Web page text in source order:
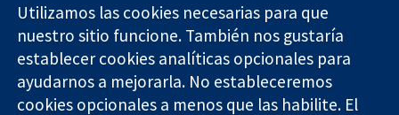
Evidencia fiable.
Decisiones
11-13 Cavendish
Square
Londres
W1G 0AN
Contacto
Noticias
Prensa
Sobre
Utilizamos las cookies necesarias para que
nuestro sitio funcione. También nos gustaría
establecer cookies analíticas opcionales para
ayudarnos a mejorarla. No estableceremos
cookies opcionales a menos que las habilite. El